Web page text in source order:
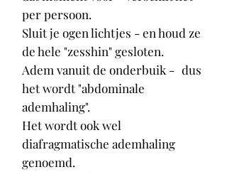
per persoon.
Sluit je ogen lichtjes - en houd ze
de hele "zesshin" gesloten.
Adem vanuit de onderbuik - dus
het wordt "abdominale
ademhaling".
Het wordt ook wel
diafragmatische ademhaling
genoemd.